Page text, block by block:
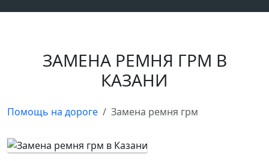
ЗАМЕНА РЕМНЯ ГРМ В
КАЗАНИ
Помощь на дороге Замена ремня грм